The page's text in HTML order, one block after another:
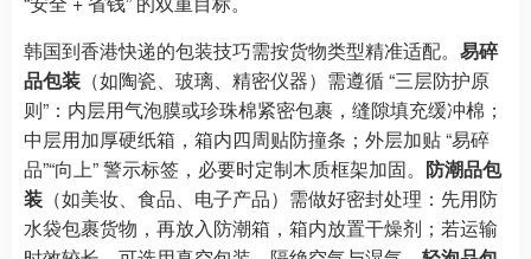
韩国到香港快递的包装技巧需按货物类型精准适配。 易碎
品包装 （如陶瓷、玻璃、精密仪器）需遵循 “三层防护原
则”：内层用气泡膜或珍珠棉紧密包裹，缝隙填充缓冲棉；
中层用加厚硬纸箱，箱内四周贴防撞条；外层加贴 “易碎
品”“向上” 警示标签，必要时定制木质框架加固。 防潮品包
装 （如美妆、食品、电子产品）需做好密封处理：先用防
水袋包裹货物，再放入防潮箱，箱内放置干燥剂；若运输